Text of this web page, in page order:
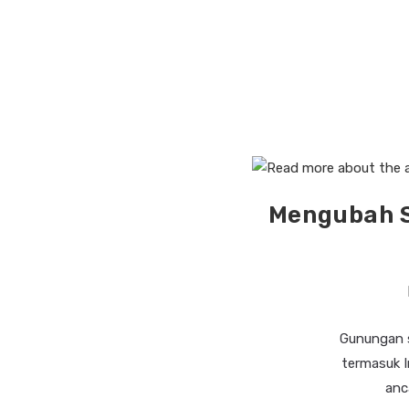
Mengubah
Gunungan
termasuk